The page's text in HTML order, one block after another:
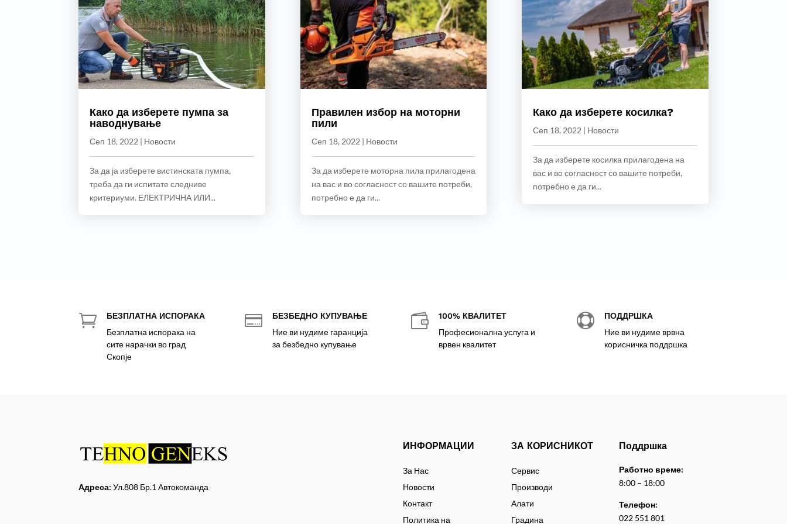
Како да изберете пумпа за
наводнување
Сеп 18, 2022 Новости
За да ја изберете вистинската пумпа,
треба да ги испитате следниве
критериуми. ЕЛЕКТРИЧНА ИЛИ...
Правилен избор на моторни
пили
Сеп 18, 2022| Новости
За да изберете моторна пила прилагодена
на вас и во согласност со вашите потреби,
потребно е да ги...
Како да изберете косилка?
Сеп 18, 2022| Новости
За да изберете косилка прилагодена на
вас и во согласност со вашите потреби,
потребно е да ги...
 БЕЗПЛАТНА ИСПОРАКА
Безплатна испорака на
сите нарачки во град
Скопје
 БЕЗБЕДНО КУПУВАЊЕ
Ние ви нудиме гаранција
за безбедно купување
 100% КВАЛИТЕТ
Професионална услуга и
врвен квалитет
 ПОДДРШКА
Ние ви нудиме врвна
корисничка поддршка
Адреса: Ул.808 Бр.1 Автокоманда
ИНФОРМАЦИИ
За Нас
Новости
Контакт
Политика на
ЗА КОРИСНИКОТ
Сервис
Производи
Алати
Градина
Поддршка
Работно време:
8:00 – 18:00
Телефон:
022 551 801